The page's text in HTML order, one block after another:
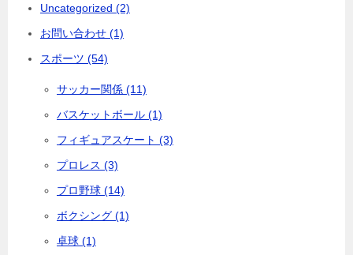
Uncategorized (2)
お問い合わせ (1)
スポーツ (54)
サッカー関係 (11)
バスケットボール (1)
フィギュアスケート (3)
プロレス (3)
プロ野球 (14)
ボクシング (1)
卓球 (1)